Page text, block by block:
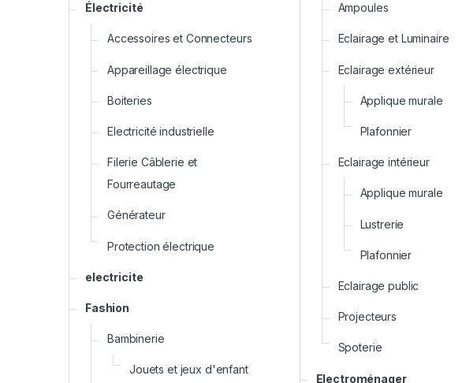
Électricité
Accessoires et Connecteurs
Appareillage électrique
Boiteries
Electricité industrielle
Filerie Câblerie et
Fourreautage
Générateur
Protection électrique
electricite
Fashion
Bambinerie
Jouets et jeux d'enfant
Ampoules
Eclairage et Luminaire
Eclairage extérieur
Applique murale
Plafonnier
Eclairage intérieur
Applique murale
Lustrerie
Plafonnier
Eclairage public
Projecteurs
Spoterie
Electroménager